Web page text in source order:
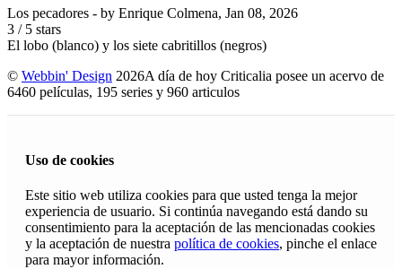
Los pecadores - by Enrique Colmena, Jan 08, 2026
3 / 5 stars
El lobo (blanco) y los siete cabritillos (negros)
© Webbin' Design 2026A día de hoy Criticalia posee un acervo de
6460 películas, 195 series y 960 articulos
Uso de cookies
Este sitio web utiliza cookies para que usted tenga la mejor
experiencia de usuario. Si continúa navegando está dando su
consentimiento para la aceptación de las mencionadas cookies
y la aceptación de nuestra política de cookies, pinche el enlace
para mayor información.